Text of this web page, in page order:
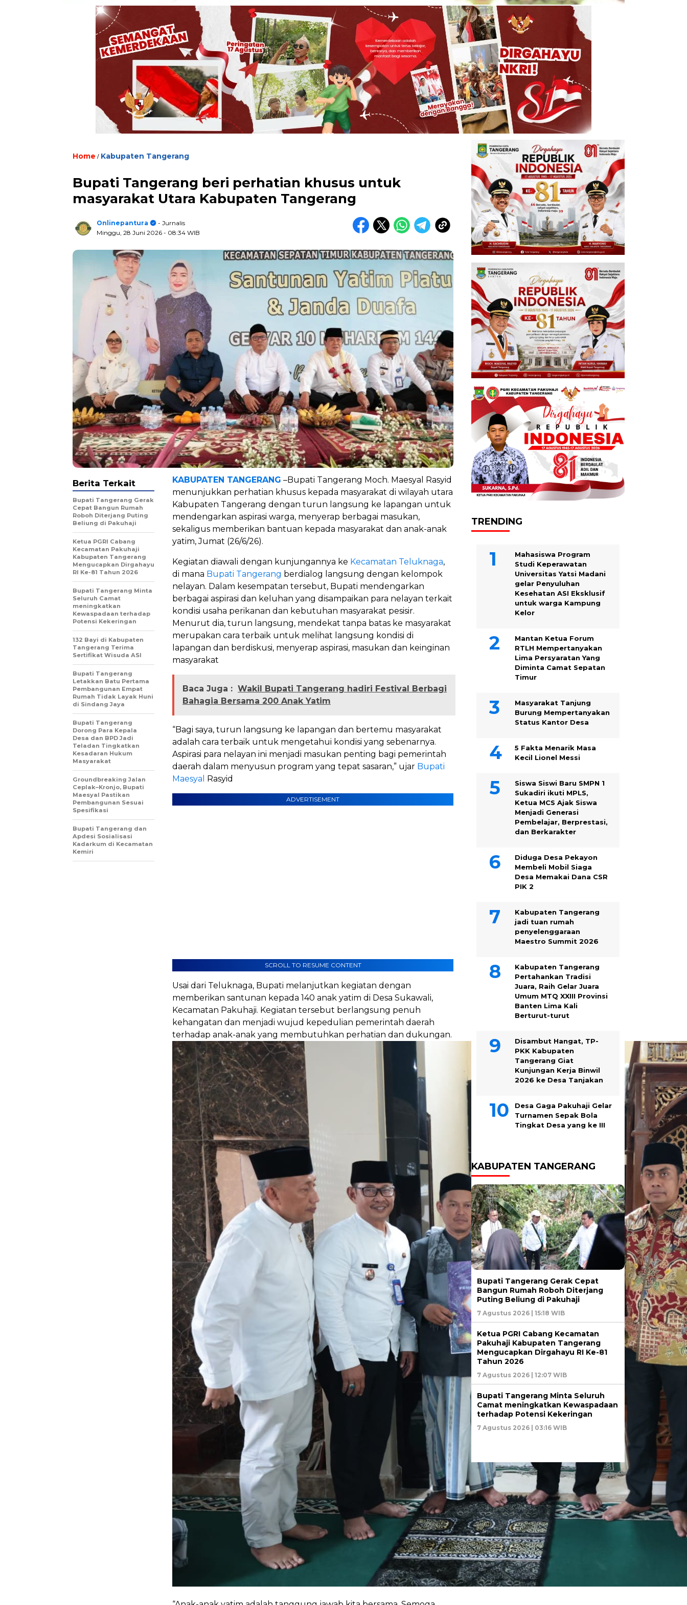
Home / Kabupaten Tangerang
Bupati Tangerang beri perhatian khusus untuk
masyarakat Utara Kabupaten Tangerang
Onlinepantura
- Jurnalis
Minggu, 28 Juni 2026 - 08:34 WIB
KABUPATEN TANGERANG –Bupati Tangerang Moch. Maesyal Rasyid
menunjukkan perhatian khusus kepada masyarakat di wilayah utara
Kabupaten Tangerang dengan turun langsung ke lapangan untuk
mendengarkan aspirasi warga, menyerap berbagai masukan,
sekaligus memberikan bantuan kepada masyarakat dan anak-anak
yatim, Jumat (26/6/26).
Kegiatan diawali dengan kunjungannya ke Kecamatan Teluknaga,
di mana Bupati Tangerang berdialog langsung dengan kelompok
nelayan. Dalam kesempatan tersebut, Bupati mendengarkan
berbagai aspirasi dan keluhan yang disampaikan para nelayan terkait
kondisi usaha perikanan dan kebutuhan masyarakat pesisir.
Menurut dia, turun langsung, mendekat tanpa batas ke masyarakat
merupakan cara terbaik untuk melihat langsung kondisi di
lapangan dan berdiskusi, menyerap aspirasi, masukan dan keinginan
masyarakat
Baca Juga : Wakil Bupati Tangerang hadiri Festival Berbagi
Bahagia Bersama 200 Anak Yatim
“Bagi saya, turun langsung ke lapangan dan bertemu masyarakat
adalah cara terbaik untuk mengetahui kondisi yang sebenarnya.
Aspirasi para nelayan ini menjadi masukan penting bagi pemerintah
daerah dalam menyusun program yang tepat sasaran,” ujar Bupati
Maesyal Rasyid
ADVERTISEMENT
SCROLL TO RESUME CONTENT
Usai dari Teluknaga, Bupati melanjutkan kegiatan dengan
memberikan santunan kepada 140 anak yatim di Desa Sukawali,
Kecamatan Pakuhaji. Kegiatan tersebut berlangsung penuh
kehangatan dan menjadi wujud kepedulian pemerintah daerah
terhadap anak-anak yang membutuhkan perhatian dan dukungan.
Berita Terkait
Bupati Tangerang Gerak
Cepat Bangun Rumah
Roboh Diterjang Puting
Beliung di Pakuhaji
Ketua PGRI Cabang
Kecamatan Pakuhaji
Kabupaten Tangerang
Mengucapkan Dirgahayu
RI Ke-81 Tahun 2026
Bupati Tangerang Minta
Seluruh Camat
meningkatkan
Kewaspadaan terhadap
Potensi Kekeringan
132 Bayi di Kabupaten
Tangerang Terima
Sertifikat Wisuda ASI
Bupati Tangerang
Letakkan Batu Pertama
Pembangunan Empat
Rumah Tidak Layak Huni
di Sindang Jaya
Bupati Tangerang
Dorong Para Kepala
Desa dan BPD Jadi
Teladan Tingkatkan
Kesadaran Hukum
Masyarakat
Groundbreaking Jalan
Ceplak–Kronjo, Bupati
Maesyal Pastikan
Pembangunan Sesuai
Spesifikasi
Bupati Tangerang dan
Apdesi Sosialisasi
Kadarkum di Kecamatan
Kemiri
TRENDING
Mahasiswa Program
Studi Keperawatan
Universitas Yatsi Madani
gelar Penyuluhan
Kesehatan ASI Eksklusif
untuk warga Kampung
‎Kelor
Mantan Ketua Forum
RTLH Mempertanyakan
Lima Persyaratan Yang
Diminta Camat Sepatan
Timur
Masyarakat Tanjung
Burung Mempertanyakan
Status Kantor Desa
5 Fakta Menarik Masa
Kecil Lionel Messi
Siswa Siswi Baru SMPN 1
Sukadiri ikuti MPLS,
Ketua MCS Ajak Siswa
Menjadi Generasi
Pembelajar, Berprestasi,
dan Berkarakter
Diduga Desa Pekayon
Membeli Mobil Siaga
Desa Memakai Dana CSR
PIK 2
Kabupaten Tangerang
jadi tuan rumah
penyelenggaraan
Maestro Summit 2026
Kabupaten Tangerang
Pertahankan Tradisi
Juara, Raih Gelar Juara
Umum MTQ XXIII Provinsi
Banten Lima Kali
Berturut-turut
Disambut Hangat, TP-
PKK Kabupaten
Tangerang Giat
Kunjungan Kerja Binwil
2026 ke Desa Tanjakan
Desa Gaga Pakuhaji Gelar
Turnamen Sepak Bola
Tingkat Desa yang ke III
KABUPATEN TANGERANG
Bupati Tangerang Gerak Cepat
Bangun Rumah Roboh Diterjang
Puting Beliung di Pakuhaji
7 Agustus 2026 | 15:18 WIB
Ketua PGRI Cabang Kecamatan
Pakuhaji Kabupaten Tangerang
Mengucapkan Dirgahayu RI Ke-81
Tahun 2026
7 Agustus 2026 | 12:07 WIB
Bupati Tangerang Minta Seluruh
Camat meningkatkan Kewaspadaan
terhadap Potensi Kekeringan
7 Agustus 2026 | 03:16 WIB